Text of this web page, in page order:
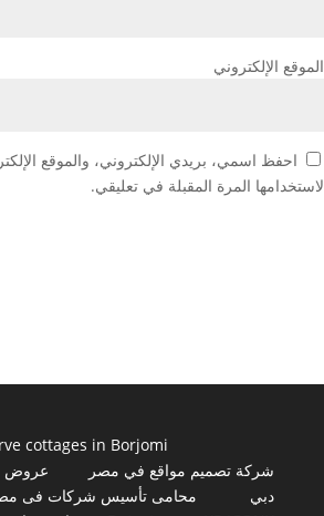
الموقع الإلكتروني
احفظ اسمي، بريدي الإلكتروني، والموقع
لاستخدامها المرة المقبلة في تعليقي.
cottages in Borjomi
شركة تصميم مواقع في مصر
عروض
دبي
محامى تأسيس شركات فى